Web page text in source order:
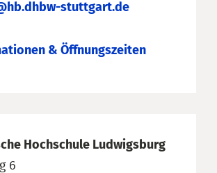
stuttgart.de
& Öffnungszeiten
Hochschule Ludwigsburg
6